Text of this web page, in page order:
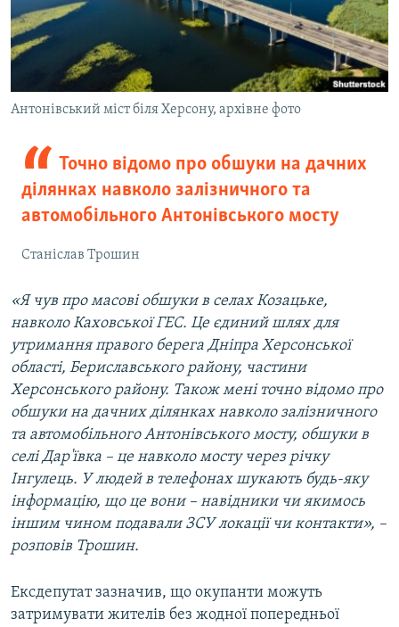
Антонівський міст біля Херсону, архівне фото
Точно відомо про обшуки на дачних
ділянках навколо залізничного та
автомобільного Антонівського мосту
Станіслав Трошин
«Я чув про масові обшуки в селах Козацьке,
навколо Каховської ГЕС. Це єдиний шлях для
утримання правого берега Дніпра Херсонської
області, Бериславського району, частини
Херсонського району. Також мені точно відомо про
обшуки на дачних ділянках навколо залізничного
та автомобільного Антонівського мосту, обшуки в
селі Дар'ївка – це навколо мосту через річку
Інгулець. У людей в телефонах шукають будь-яку
інформацію, що це вони – навідники чи якимось
іншим чином подавали ЗСУ локації чи контакти», –
розповів Трошин.
Ексдепутат зазначив, що окупанти можуть
затримувати жителів без жодної попередньої